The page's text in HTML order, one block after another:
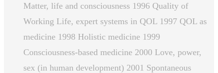
Matter, life and consciousness 1996 Quality of
Working Life, expert systems in QOL 1997 QOL as
medicine 1998 Holistic medicine 1999
Consciousness-based medicine 2000 Love, power,
sex (in human development) 2001 Spontaneous